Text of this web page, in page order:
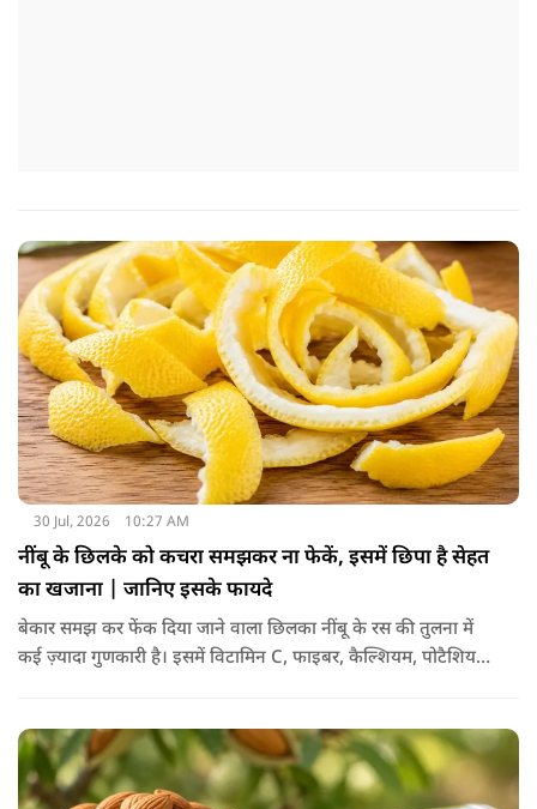
30 Jul, 2026 10:27 AM
नींबू के छिलके को कचरा समझकर ना फेकें, इसमें छिपा है सेहत
का खजाना | जानिए इसके फायदे
बेकार समझ कर फेंक दिया जाने वाला छिलका नींबू के रस की तुलना में
कई ज़्यादा गुणकारी है। इसमें विटामिन C, फाइबर, कैल्शियम, पोटैशियम
जाए तो ये आपकी सेहत के लिए किसी संजीवनी की तरह काम करता है।
आइए जानते नींबू के छिलके के फायदे।